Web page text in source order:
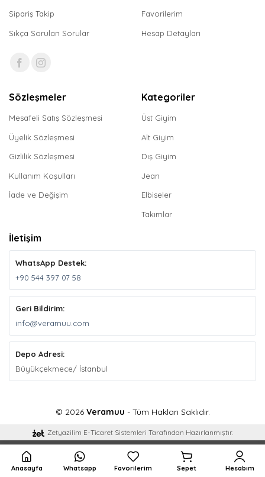
Sipariş Takip
Sıkça Sorulan Sorular
Favorilerim
Hesap Detayları
Sözleşmeler
Mesafeli Satış Sözleşmesi
Üyelik Sözleşmesi
Gizlilik Sözleşmesi
Kullanım Koşulları
İade ve Değişim
Kategoriler
Üst Giyim
Alt Giyim
Dış Giyim
Jean
Elbiseler
Takımlar
İletişim
WhatsApp Destek:
+90 544 397 07 58
Geri Bildirim:
info@veramuu.com
Depo Adresi:
Büyükçekmece/ İstanbul
© 2026 Veramuu - Tüm Hakları Saklıdır.
Zetyazilim E-Ticaret Sistemleri Tarafından Hazırlanmıştır.
Anasayfa Whatsapp Favorilerim Sepet Hesabım